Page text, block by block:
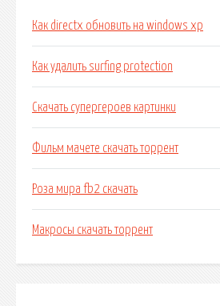
Как directx обновить на windows xp
Как удалить surfing protection
Скачать супергероев картинки
Фильм мачете скачать торрент
Роза мира fb2 скачать
Макросы скачать торрент